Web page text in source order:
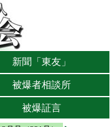
新聞「東友」
被爆者相談所
被爆証言